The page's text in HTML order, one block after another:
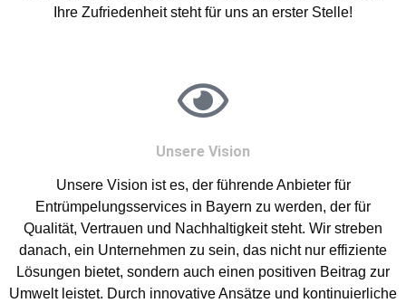
Ihre Zufriedenheit steht für uns an erster Stelle!
Unsere Vision
Unsere Vision ist es, der führende Anbieter für
Entrümpelungsservices in Bayern zu werden, der für
Qualität, Vertrauen und Nachhaltigkeit steht. Wir streben
danach, ein Unternehmen zu sein, das nicht nur effiziente
Lösungen bietet, sondern auch einen positiven Beitrag zur
Umwelt leistet. Durch innovative Ansätze und kontinuierliche